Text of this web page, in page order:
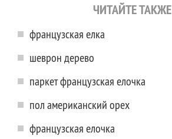
ЧИТАЙТЕ ТАКЖЕ
французская елка
шеврон дерево
паркет французская елочка
пол американский орех
французская елочка